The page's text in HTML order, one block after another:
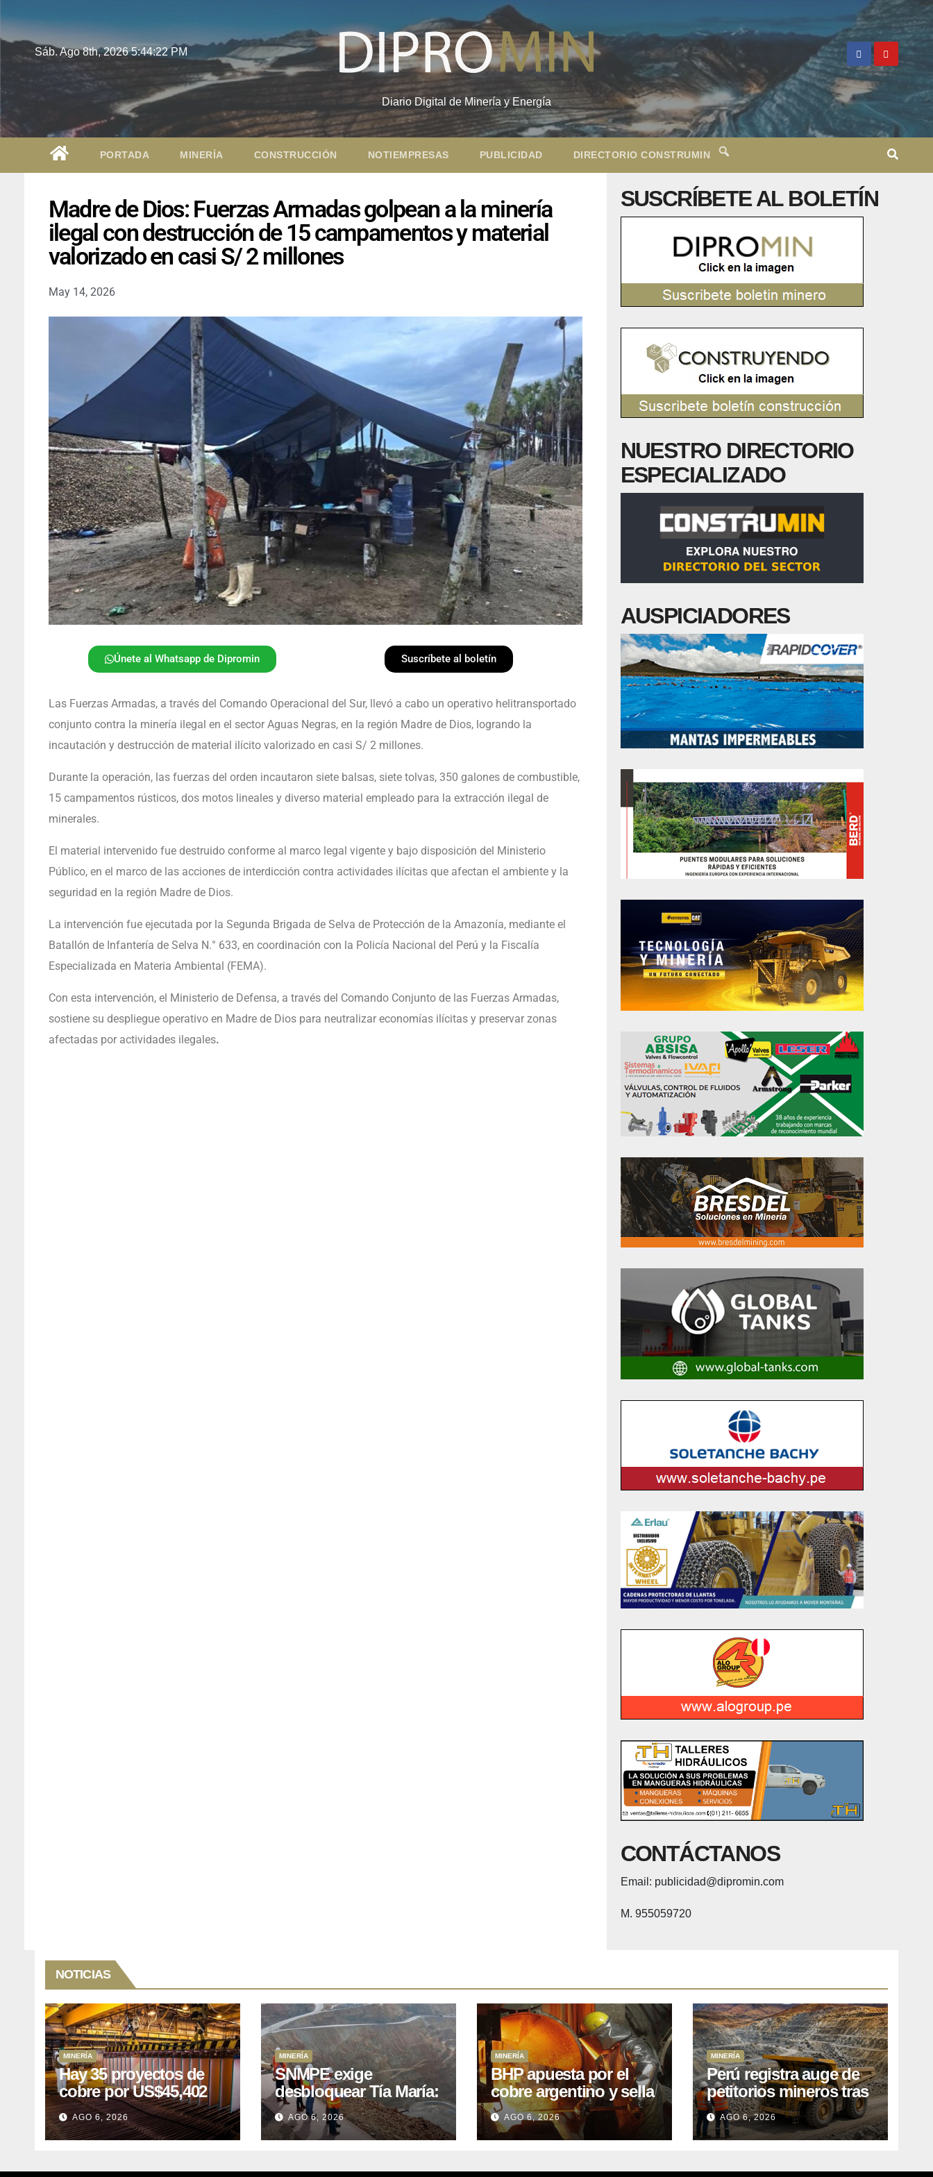
Sáb. Ago 8th, 20265:44:23 PM
Diario Digital de Minería y Energía
PORTADA MINERÍA CONSTRUCCIÓN NOTIEMPRESAS PUBLICIDAD DIRECTORIO CONSTRUMIN
Madre de Dios: Fuerzas Armadas golpean a la minería
ilegal con destrucción de 15 campamentos y material
valorizado en casi S/ 2 millones
May 14, 2026
Únete al Whatsapp de Dipromin Suscríbete al boletín
Las Fuerzas Armadas, a través del Comando Operacional del Sur, llevó a cabo un operativo helitransportado
conjunto contra la minería ilegal en el sector Aguas Negras, en la región Madre de Dios, logrando la
incautación y destrucción de material ilícito valorizado en casi S/ 2 millones.
Durante la operación, las fuerzas del orden incautaron siete balsas, siete tolvas, 350 galones de combustible,
15 campamentos rústicos, dos motos lineales y diverso material empleado para la extracción ilegal de
minerales.
El material intervenido fue destruido conforme al marco legal vigente y bajo disposición del Ministerio
Público, en el marco de las acciones de interdicción contra actividades ilícitas que afectan el ambiente y la
seguridad en la región Madre de Dios.
La intervención fue ejecutada por la Segunda Brigada de Selva de Protección de la Amazonía, mediante el
Batallón de Infantería de Selva N.° 633, en coordinación con la Policía Nacional del Perú y la Fiscalía
Especializada en Materia Ambiental (FEMA).
Con esta intervención, el Ministerio de Defensa, a través del Comando Conjunto de las Fuerzas Armadas,
sostiene su despliegue operativo en Madre de Dios para neutralizar economías ilícitas y preservar zonas
afectadas por actividades ilegales.
SUSCRÍBETE AL BOLETÍN
NUESTRO DIRECTORIO
ESPECIALIZADO
AUSPICIADORES
CONTÁCTANOS
Email: publicidad@dipromin.com
M. 955059720
NOTICIAS
MINERÍA
Hay 35 proyectos de
cobre por US$45,402
millones que Perú
puede aprovechar
AGO 6, 2026
MINERÍA
SNMPE exige
desbloquear Tía María:
el proyecto de
US$1.400M que Perú
lleva 15 años
AGO 6, 2026
MINERÍA
BHP apuesta por el
cobre argentino y sella
acuerdo con Kobrea
para siete proyecto
AGO 6, 2026
MINERÍA
Perú registra auge de
petitorios mineros tras
liberación de más de
mil concesiones para
explorar cobre y oro
AGO 6, 2026